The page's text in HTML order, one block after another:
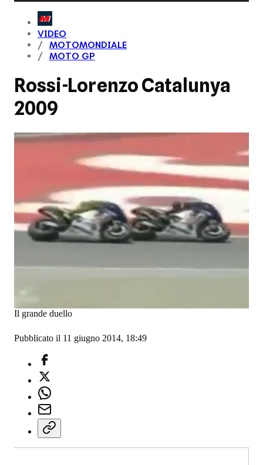
VIDEO
MOTOMONDIALE
MOTO GP
Rossi-Lorenzo Catalunya
2009
Il grande duello
Pubblicato il 11 giugno 2014, 18:49